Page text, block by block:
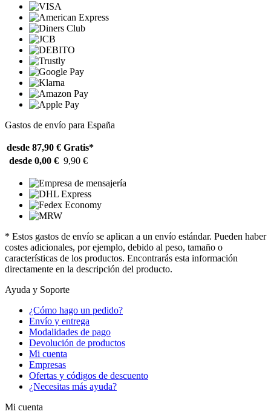
Gastos de envío para España
desde 87,90 € Gratis*
desde 0,00 € 9,90 €
* Estos gastos de envío se aplican a un envío estándar. Pueden haber
costes adicionales, por ejemplo, debido al peso, tamaño o
características de los productos. Encontrarás esta información
directamente en la descripción del producto.
Ayuda y Soporte
¿Cómo hago un pedido?
Envío y entrega
Modalidades de pago
Devolución de productos
Mi cuenta
Empresas
Ofertas y códigos de descuento
¿Necesitas más ayuda?
Mi cuenta